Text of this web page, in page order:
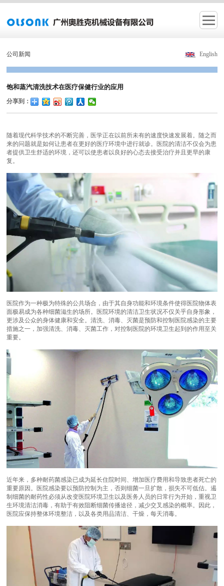
公司新闻 English
饱和蒸汽清洗技术在医疗保健行业的应用
分享到：
随着现代科学技术的不断完善，医学正在以前所未有的速度快速发展着。随之而
来的问题就是如何让患者在更好的医疗环境中进行就诊。医院的清洁不仅会为患
者提供卫生舒适的环境，还可以使患者以良好的心态去接受治疗并且更早的康
复。
医院作为一种极为特殊的公共场合，由于其自身功能和环境条件使得医院物体表
面极易成为各种细菌滋生的场所。医院环境的清洁卫生状况不仅关乎自身形象，
更涉及公众的身体健康和安全。清洗、消毒、灭菌是预防和控制医院感染的主要
措施之一，加强清洗、消毒、灭菌工作，对控制医院的环境卫生起到的作用至关
重要。
近年来，多种耐药菌感染已成为延长住院时间、增加医疗费用和导致患者死亡的
重要原因。医院感染要以预防控制为主，否则细菌一旦扩散，损失不可低估。遏
制细菌的耐药性必须从改变医院环境卫生以及医务人员的日常行为开始，重视卫
生环境清洁消毒，有助于有效阻断细菌传播途径，减少交叉感染的概率。因此，
医院应保持整体环境整洁，以及各类用品清洁、干燥，每天消毒。